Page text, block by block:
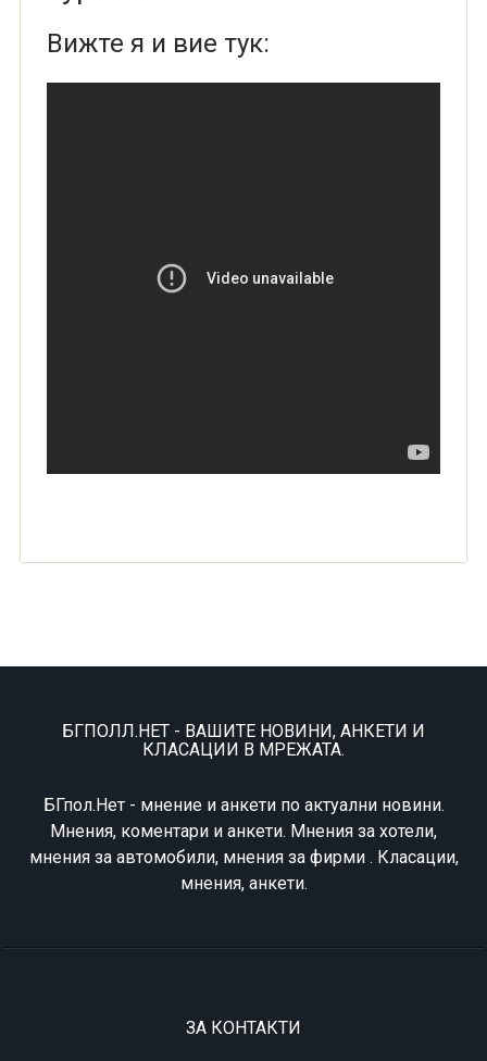
Вижте я и вие тук:
БГПОЛЛ.НЕТ - ВАШИТЕ НОВИНИ, АНКЕТИ И
КЛАСАЦИИ В МРЕЖАТА.
БГпол.Нет - мнение и анкети по актуални новини.
Мнения, коментари и анкети. Мнения за хотели,
мнения за автомобили, мнения за фирми . Класации,
мнения, анкети.
ЗА КОНТАКТИ